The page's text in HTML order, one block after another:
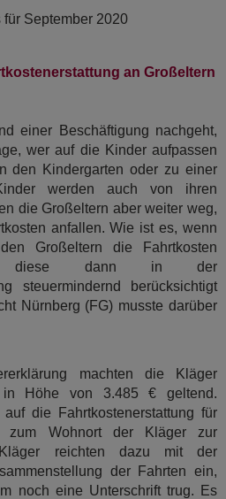
für September 2020
an Großeltern
einer Beschäftigung nachgeht,
wer auf die Kinder aufpassen
den Kindergarten oder zu einer
werden auch von ihren
die Großeltern aber weiter weg,
anfallen. Wie ist es, wenn
Großeltern die Fahrtkosten
diese dann in der
steuermindernd berücksichtigt
Nürnberg (FG) musste darüber
machten die Kläger
in Höhe von 3.485 € geltend.
die Fahrtkostenerstattung für
zum Wohnort der Kläger zur
reichten dazu mit der
der Fahrten ein,
noch eine Unterschrift trug. Es